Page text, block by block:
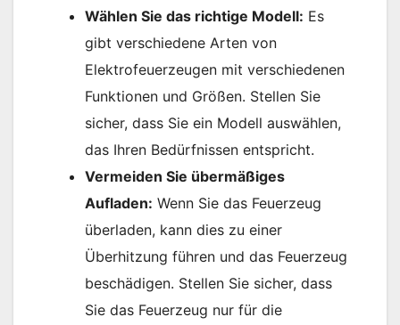
Wählen Sie das richtige Modell: Es
gibt verschiedene Arten von
Elektrofeuerzeugen mit verschiedenen
Funktionen und Größen. Stellen Sie
sicher, dass Sie ein Modell auswählen,
das Ihren Bedürfnissen entspricht.
Vermeiden Sie übermäßiges
Aufladen: Wenn Sie das Feuerzeug
überladen, kann dies zu einer
Überhitzung führen und das Feuerzeug
beschädigen. Stellen Sie sicher, dass
Sie das Feuerzeug nur für die